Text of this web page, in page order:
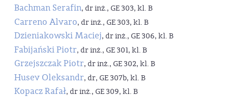
Bachman Serafin, dr inż., GE 303, kl. B
Carreno Alvaro, dr inż., GE 303, kl. B
Dzieniakowski Maciej, dr inż., GE 306, kl. B
Fabijański Piotr, dr inż., GE 301, kl. B
Grzejszczak Piotr, dr inż., GE 302, kl. B
Husev Oleksandr, dr, GE 307b, kl. B
Kopacz Rafał, dr inż., GE 309, kl. B